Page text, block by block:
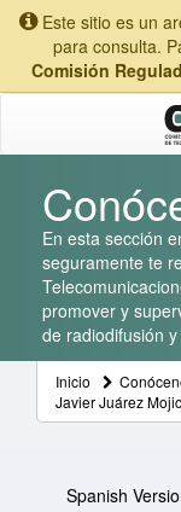
Este sitio es un
para consulta.
Comisión
En esta sección
seguramente te
promover y
de radiodifusión
Inicio
Javier Juárez
Spanish